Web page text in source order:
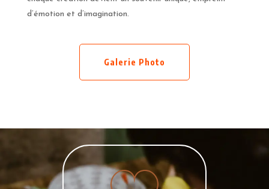
d’émotion et d’imagination.
Galerie Photo